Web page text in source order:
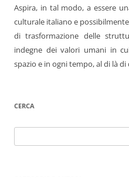
Aspira, in tal modo, a essere
culturale italiano e
di trasformazione delle
indegne dei valori umani in
spazio e in ogni tempo, al di là
CERCA
per: